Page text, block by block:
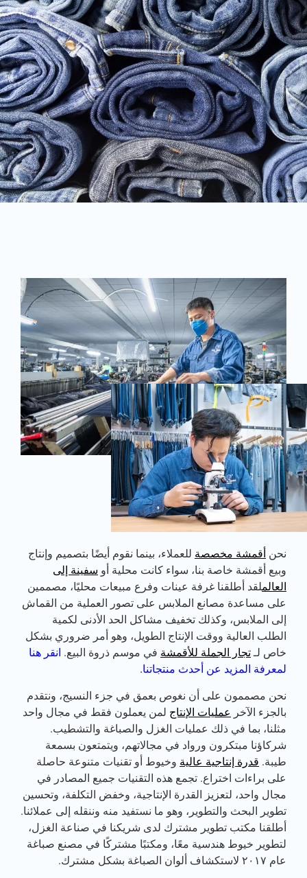
نحن أقمشة مخصصة للعملاء، بينما نقوم أيضًا بتصميم وإنتاج
وبيع أقمشة خاصة بنا، سواء كانت محلية أو سفينة إلى
العالملقد أطلقنا غرفة عينات وفرع مبيعات محليًا، مصممين
على مساعدة مصانع الملابس على تصور العملية من القماش
إلى الملابس، وكذلك تخفيف مشاكل الحد الأدنى لكمية
الطلب العالية ووقت الإنتاج الطويل، وهو أمر ضروري بشكل
خاص لـتجار الجملة للأقمشة في موسم ذروة البيع. انقر هنا
لمعرفة المزيد عن أحدث منتجاتنا.
نحن مصممون على أن نغوص بعمق في جزء النسيج، ونتقدم
بالجزء الآخر عمليات الإنتاج لمن يعملون فقط في مجال واحد
مثلنا، بما في ذلك عمليات الغزل والصباغة والتشطيب.
شركاؤنا مبتكرون ورواد في مجالاتهم، ويتمتعون بسمعة
طيبة. قدرة إنتاجية عالية وخيوط أو تقنيات متنوعة حاصلة
على براءات اختراع. تجمع هذه التقنيات جميع المصادر في
مجال واحد، لتعزيز القدرة الإنتاجية، وخفض التكلفة، وتحسين
تطوير البحث والتطوير، وهو ما نستفيد منه وننقله إلى عملائنا.
أطلقنا مكتب تطوير مشترك لدى شريكنا في صناعة الغزل،
لتطوير خيوط هندسية معًا، ومكتبًا مشتركًا في مصنع صباغة
عام ٢٠١٧ لاستكشاف ألوان الصباغة بشكل مشترك.